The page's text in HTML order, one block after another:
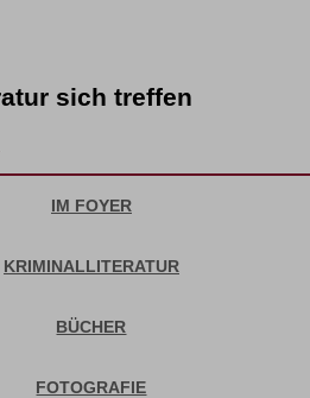
sich treffen
IM FOYER
KRIMINALLITERATUR
BÜCHER
FOTOGRAFIE